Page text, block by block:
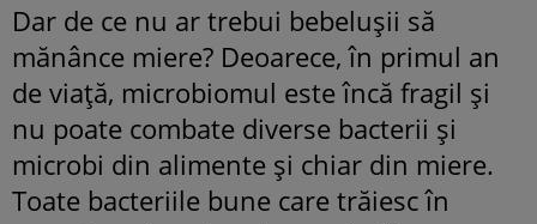
Dar de ce nu ar trebui bebelușii să
mănânce miere? Deoarece, în primul an
de viață, microbiomul este încă fragil și
nu poate combate diverse bacterii și
microbi din alimente și chiar din miere.
Toate bacteriile bune care trăiesc în